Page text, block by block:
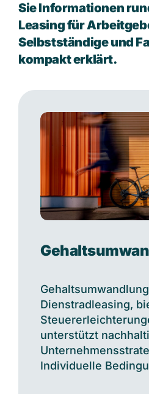
Sie Informationen
Leasing für
Selbstständige und
kompakt erklärt.
Dienstradleasing,
unterstützt
Individuelle